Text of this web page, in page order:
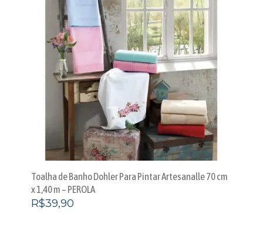
Toalha de Banho Dohler Para Pintar Artesanalle 70 cm
x 1,40 m – PEROLA
R$39,90